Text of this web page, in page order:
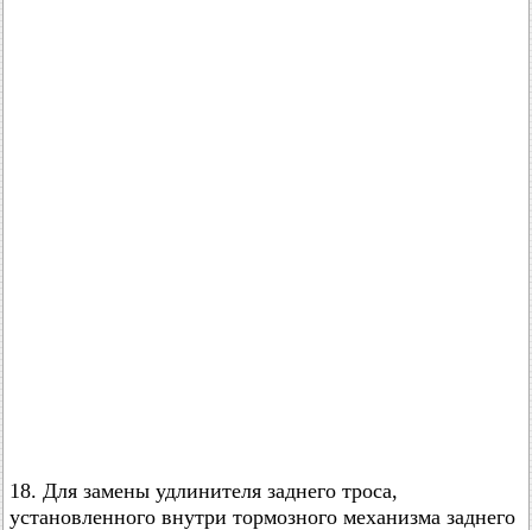
18. Для замены удлинителя заднего троса,
установленного внутри тормозного механизма заднего